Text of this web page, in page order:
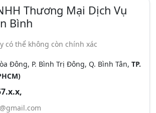
Thương Mại Dịch Vụ
Bình
có thể không còn chính xác
Đông, P. Bình Trị Đông, Q. Bình Tân, TP.